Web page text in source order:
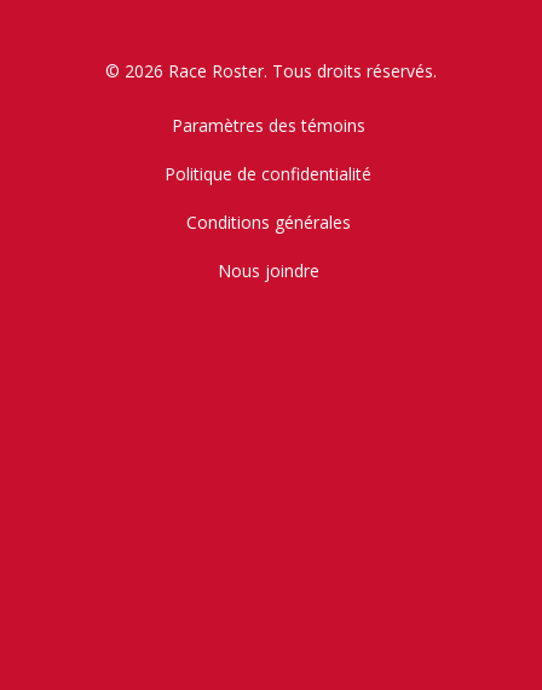
© 2026 Race Roster. Tous droits réservés.
Paramètres des témoins
Politique de confidentialité
Conditions générales
Nous joindre